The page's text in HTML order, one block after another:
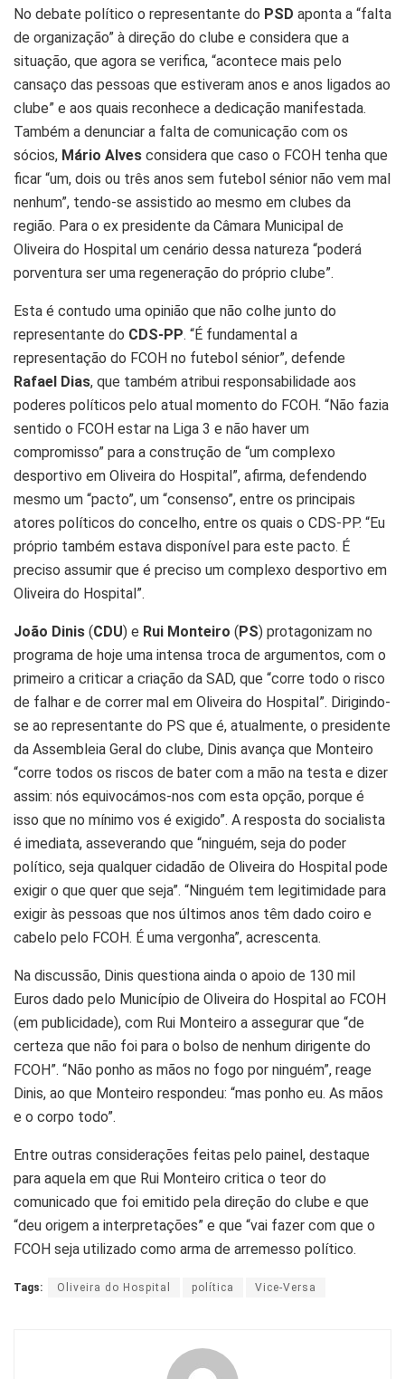
No debate político o representante do PSD aponta a “falta
de organização” à direção do clube e considera que a
situação, que agora se verifica, “acontece mais pelo
cansaço das pessoas que estiveram anos e anos ligados ao
clube” e aos quais reconhece a dedicação manifestada.
Também a denunciar a falta de comunicação com os
sócios, Mário Alves considera que caso o FCOH tenha que
ficar “um, dois ou três anos sem futebol sénior não vem mal
nenhum”, tendo-se assistido ao mesmo em clubes da
região. Para o ex presidente da Câmara Municipal de
Oliveira do Hospital um cenário dessa natureza “poderá
porventura ser uma regeneração do próprio clube”.
Esta é contudo uma opinião que não colhe junto do
representante do CDS-PP. “É fundamental a
representação do FCOH no futebol sénior”, defende
Rafael Dias, que também atribui responsabilidade aos
poderes políticos pelo atual momento do FCOH. “Não fazia
sentido o FCOH estar na Liga 3 e não haver um
compromisso” para a construção de “um complexo
desportivo em Oliveira do Hospital”, afirma, defendendo
mesmo um “pacto”, um “consenso”, entre os principais
atores políticos do concelho, entre os quais o CDS-PP. “Eu
próprio também estava disponível para este pacto. É
preciso assumir que é preciso um complexo desportivo em
Oliveira do Hospital”.
João Dinis (CDU) e Rui Monteiro (PS) protagonizam no
programa de hoje uma intensa troca de argumentos, com o
primeiro a criticar a criação da SAD, que “corre todo o risco
de falhar e de correr mal em Oliveira do Hospital”. Dirigindo-
se ao representante do PS que é, atualmente, o presidente
da Assembleia Geral do clube, Dinis avança que Monteiro
“corre todos os riscos de bater com a mão na testa e dizer
assim: nós equivocámos-nos com esta opção, porque é
isso que no mínimo vos é exigido”. A resposta do socialista
é imediata, asseverando que “ninguém, seja do poder
político, seja qualquer cidadão de Oliveira do Hospital pode
exigir o que quer que seja”. “Ninguém tem legitimidade para
exigir às pessoas que nos últimos anos têm dado coiro e
cabelo pelo FCOH. É uma vergonha”, acrescenta.
Na discussão, Dinis questiona ainda o apoio de 130 mil
Euros dado pelo Município de Oliveira do Hospital ao FCOH
(em publicidade), com Rui Monteiro a assegurar que “de
certeza que não foi para o bolso de nenhum dirigente do
FCOH”. “Não ponho as mãos no fogo por ninguém”, reage
Dinis, ao que Monteiro respondeu: “mas ponho eu. As mãos
e o corpo todo”.
Entre outras considerações feitas pelo painel, destaque
para aquela em que Rui Monteiro critica o teor do
comunicado que foi emitido pela direção do clube e que
“deu origem a interpretações” e que “vai fazer com que o
FCOH seja utilizado como arma de arremesso político.
Tags: Oliveira do Hospital política Vice-Versa